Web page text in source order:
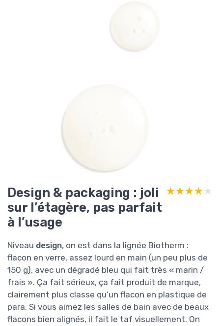
Design & packaging : joli
sur l’étagère, pas parfait
à l’usage
★★★★★
★★★★★
Niveau design, on est dans la lignée Biotherm :
flacon en verre, assez lourd en main (un peu plus de
150 g), avec un dégradé bleu qui fait très « marin /
frais ». Ça fait sérieux, ça fait produit de marque,
clairement plus classe qu’un flacon en plastique de
para. Si vous aimez les salles de bain avec de beaux
flacons bien alignés, il fait le taf visuellement. On